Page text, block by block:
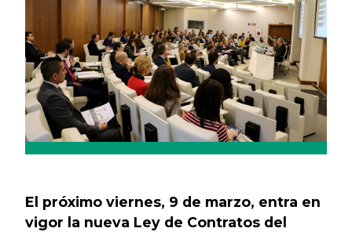
El próximo viernes, 9 de marzo, entra en
vigor la nueva Ley de Contratos del